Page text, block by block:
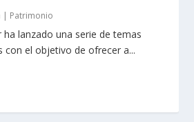
| Patrimonio
ha lanzado una serie de temas
con el objetivo de ofrecer a...